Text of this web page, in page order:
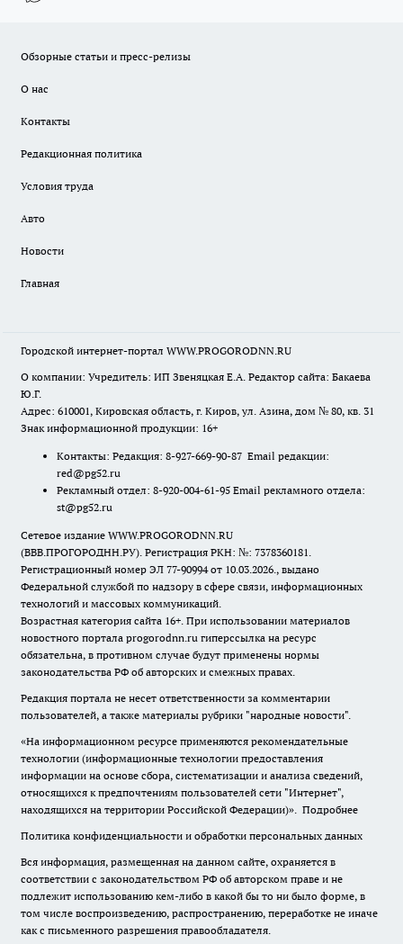
Обзорные статьи и пресс-релизы
О нас
Контакты
Редакционная политика
Условия труда
Авто
Новости
Главная
Городской интернет-портал WWW.PROGORODNN.RU
О компании: Учредитель: ИП Звеняцкая Е.А. Редактор сайта: Бакаева
Ю.Г.
Адрес: 610001, Кировская область, г. Киров, ул. Азина, дом № 80, кв. 31
Знак информационной продукции: 16+
Контакты: Редакция: 8-927-669-90-87 Email редакции:
red@pg52.ru
Рекламный отдел: 8-920-004-61-95 Email рекламного отдела:
st@pg52.ru
Сетевое издание WWW.PROGORODNN.RU
(ВВВ.ПРОГОРОДНН.РУ). Регистрация РКН: №: 7378360181.
Регистрационный номер ЭЛ 77-90994 от 10.03.2026., выдано
Федеральной службой по надзору в сфере связи, информационных
технологий и массовых коммуникаций.
Возрастная категория сайта 16+. При использовании материалов
новостного портала progorodnn.ru гиперссылка на ресурс
обязательна, в противном случае будут применены нормы
законодательства РФ об авторских и смежных правах.
Редакция портала не несет ответственности за комментарии
пользователей, а также материалы рубрики "народные новости".
«На информационном ресурсе применяются рекомендательные
технологии (информационные технологии предоставления
информации на основе сбора, систематизации и анализа сведений,
относящихся к предпочтениям пользователей сети "Интернет",
находящихся на территории Российской Федерации)». Подробнее
Политика конфиденциальности и обработки персональных данных
Вся информация, размещенная на данном сайте, охраняется в
соответствии с законодательством РФ об авторском праве и не
подлежит использованию кем-либо в какой бы то ни было форме, в
том числе воспроизведению, распространению, переработке не иначе
как с письменного разрешения правообладателя.